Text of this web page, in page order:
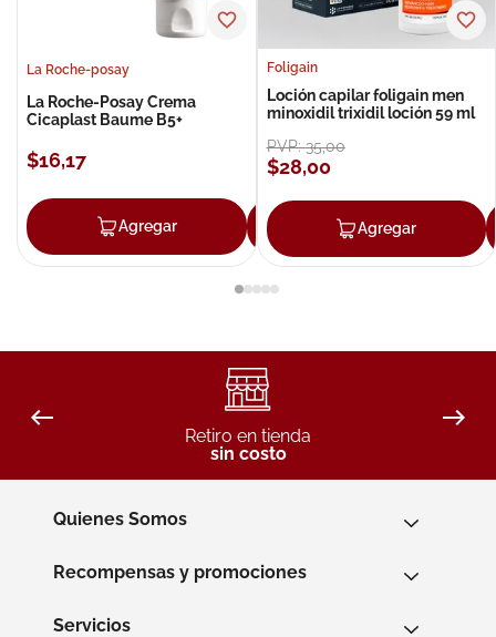
La Roche-posay
La Roche-Posay Crema
Cicaplast Baume B5+
$16,17
Agregar Agregar
Foligain
Loción capilar foligain men
minoxidil trixidil loción 59 ml
PVP:35,00
$28,00
Agregar
Retiro en tienda
sin costo
Quienes Somos
Recompensas y promociones
Servicios